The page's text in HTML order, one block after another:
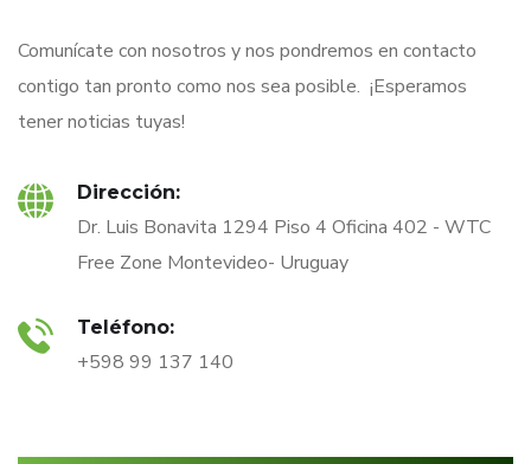
Comunícate con nosotros y nos pondremos en contacto
contigo tan pronto como nos sea posible. ¡Esperamos
tener noticias tuyas!
Dirección:
Dr. Luis Bonavita 1294 Piso 4 Oficina 402 - WTC
Free Zone Montevideo- Uruguay
Teléfono:
+598 99 137 140